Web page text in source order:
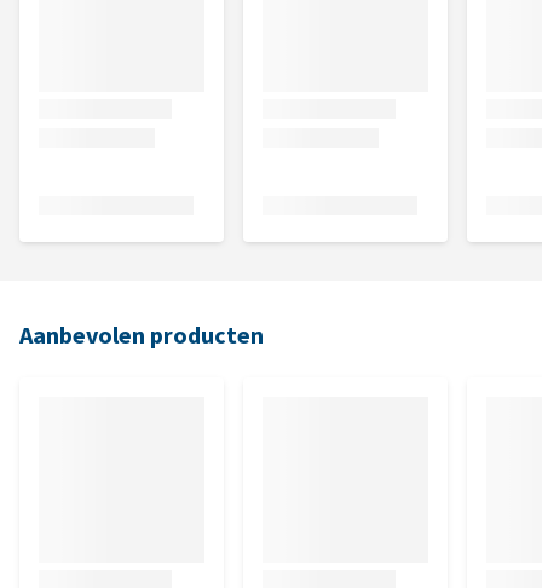
Aanbevolen producten